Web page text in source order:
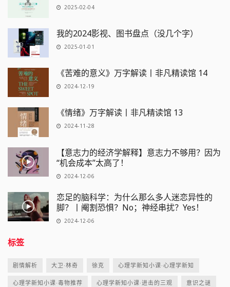
2025-02-04
我的2024影视、图书盘点（没几个字）
2025-01-01
《苦难的意义》万字解读丨非凡精读馆 14
2024-12-19
《情绪》万字解读丨非凡精读馆 13
2024-11-28
【意志力的经济学解释】意志力不够用？因为
“机会成本”太高了！
2024-12-06
恋足的脑科学：为什么那么多人迷恋异性的
脚？丨阉割恐惧？No；神经串扰？Yes！
2024-12-06
标签
剧情解析 大卫·林奇 徐克 心理学新知小课·心理学新知
心理学新知小课·毒物推荐 心理学新知小课·进击的三观 意识之谜